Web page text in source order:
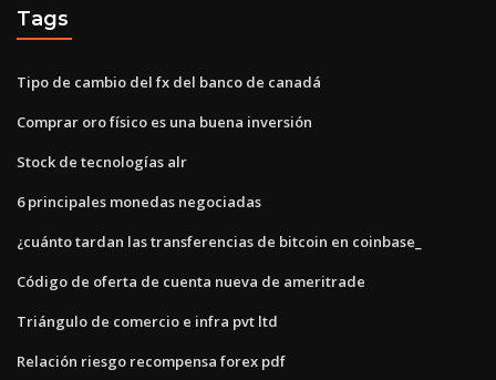
Tags
Tipo de cambio del fx del banco de canadá
Comprar oro físico es una buena inversión
Stock de tecnologías alr
6 principales monedas negociadas
¿cuánto tardan las transferencias de bitcoin en coinbase_
Código de oferta de cuenta nueva de ameritrade
Triángulo de comercio e infra pvt ltd
Relación riesgo recompensa forex pdf